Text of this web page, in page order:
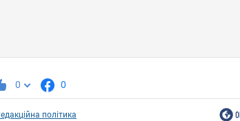
0 0
політика